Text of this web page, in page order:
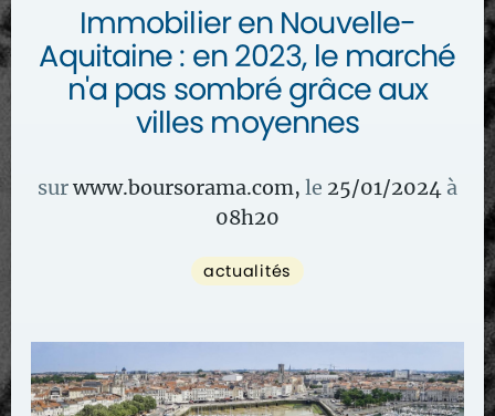
Immobilier en Nouvelle-
Aquitaine : en 2023, le marché
n'a pas sombré grâce aux
villes moyennes
surwww.boursorama.com, le 25/01/2024 à
08h20
actualités